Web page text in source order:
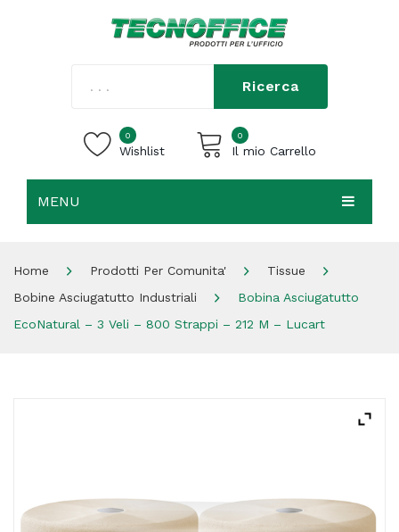
Ricerca
0
Wishlist
0
Il mio Carrello
MENU
SHOP
ORDINI
Home Prodotti Per Comunita'
Tissue
Bobine Asciugatutto Industriali
Bobina Asciugatutto
EcoNatural – 3 Veli – 800 Strappi – 212 M – Lucart